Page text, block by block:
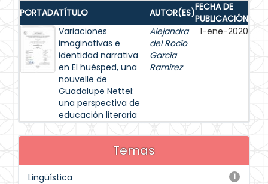
PORTADATÍTULO AUTOR(ES)FECHA DE
PUBLICACIÓN
Variaciones
imaginativas e
identidad narrativa
en El huésped, una
nouvelle de
Guadalupe Nettel:
una perspectiva de
educación literaria
Alejandra
del Rocío
García
Ramírez
1-ene-2020
Temas
1
Lingüística